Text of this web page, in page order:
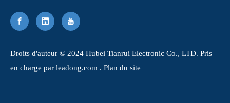
​Droits d'auteur © 2024 Hubei Tianrui Electronic Co., LTD. Pris
en charge par leadong.com . Plan du site